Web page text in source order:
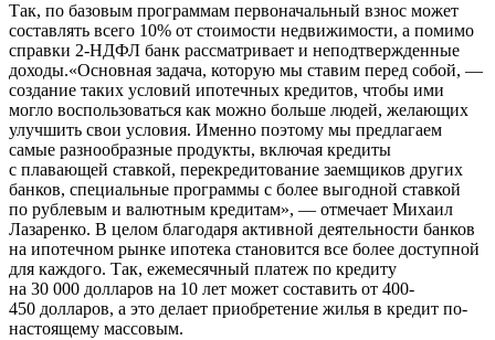
Так, по базовым программам первоначальный взнос может
составлять всего 10% от стоимости недвижимости, а помимо
справки 2-НДФЛ банк рассматривает и неподтвержденные
доходы.«Основная задача, которую мы ставим перед собой, —
создание таких условий ипотечных кредитов, чтобы ими
могло воспользоваться как можно больше людей, желающих
улучшить свои условия. Именно поэтому мы предлагаем
самые разнообразные продукты, включая кредиты
с плавающей ставкой, перекредитование заемщиков других
банков, специальные программы с более выгодной ставкой
по рублевым и валютным кредитам», — отмечает Михаил
Лазаренко. В целом благодаря активной деятельности банков
на ипотечном рынке ипотека становится все более доступной
для каждого. Так, ежемесячный платеж по кредиту
на 30 000 долларов на 10 лет может составить от 400-
450 долларов, а это делает приобретение жилья в кредит по-
настоящему массовым.